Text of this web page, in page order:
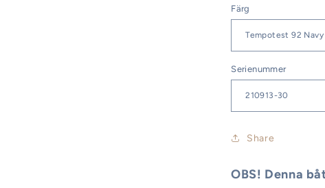
Färg
Serienummer
Share
OBS! Denna